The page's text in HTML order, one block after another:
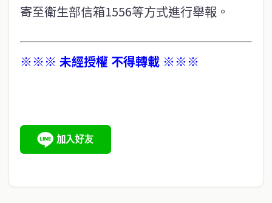
寄至衛生部信箱1556等方式進行舉報。
※※※ 未經授權 不得轉載 ※※※